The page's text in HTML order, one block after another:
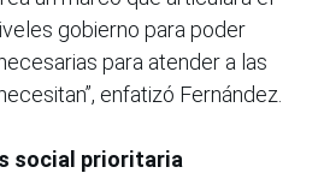
gobierno para poder
para atender a las
enfatizó Fernández.
social prioritaria